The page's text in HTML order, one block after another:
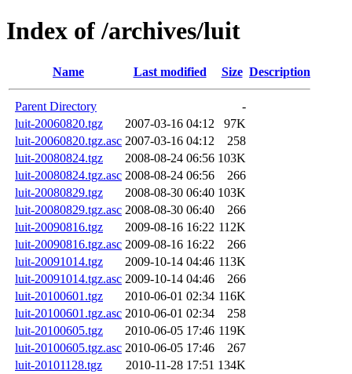
Index of /archives/luit
Name Last modified Size Description
Parent Directory
-
luit-20060820.tgz
2007-03-16 04:12
97K
luit-20060820.tgz.asc 2007-03-16 04:12
258
luit-20080824.tgz
2008-08-24 06:56 103K
luit-20080824.tgz.asc 2008-08-24 06:56
266
luit-20080829.tgz
2008-08-30 06:40 103K
luit-20080829.tgz.asc 2008-08-30 06:40
266
luit-20090816.tgz
2009-08-16 16:22 112K
luit-20090816.tgz.asc 2009-08-16 16:22
266
luit-20091014.tgz
2009-10-14 04:46 113K
luit-20091014.tgz.asc 2009-10-14 04:46
266
luit-20100601.tgz
2010-06-01 02:34 116K
luit-20100601.tgz.asc 2010-06-01 02:34
258
luit-20100605.tgz
2010-06-05 17:46 119K
luit-20100605.tgz.asc 2010-06-05 17:46
267
luit-20101128.tgz
2010-11-28 17:51 134K